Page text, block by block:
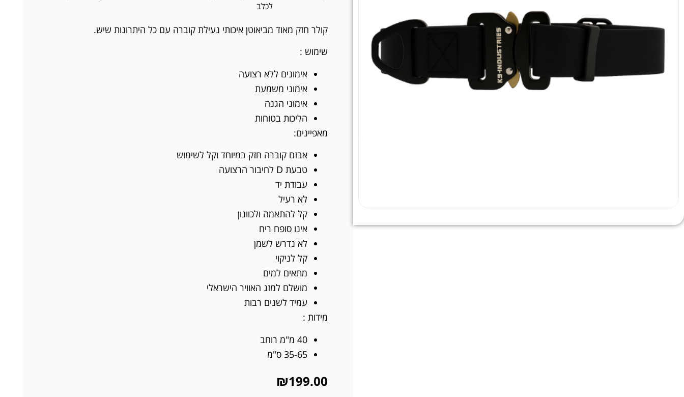
לכלב
קולר חזק מאוד מביאוטן איכותי נעילת קוברה עם כל היתרונות שיש.
שימוש :
אימונים ללא רצועה
אימוני משמעת
אימוני הגנה
הליכות בטוחות
מאפיינים:
אבזם קוברה חזק במיוחד וקל לשימוש
טבעת D לחיבור הרצועה
עבודת יד
לא רעיל
קל להתאמה ולכוונון
אינו סופח ריח
לא נדרש לשמן
קל לניקוי
מתאים למים
מושלם למזג האוויר הישראלי
עמיד לשנים רבות
מידות :
40 מ"מ רוחב
35-65 ס"מ
₪199.00